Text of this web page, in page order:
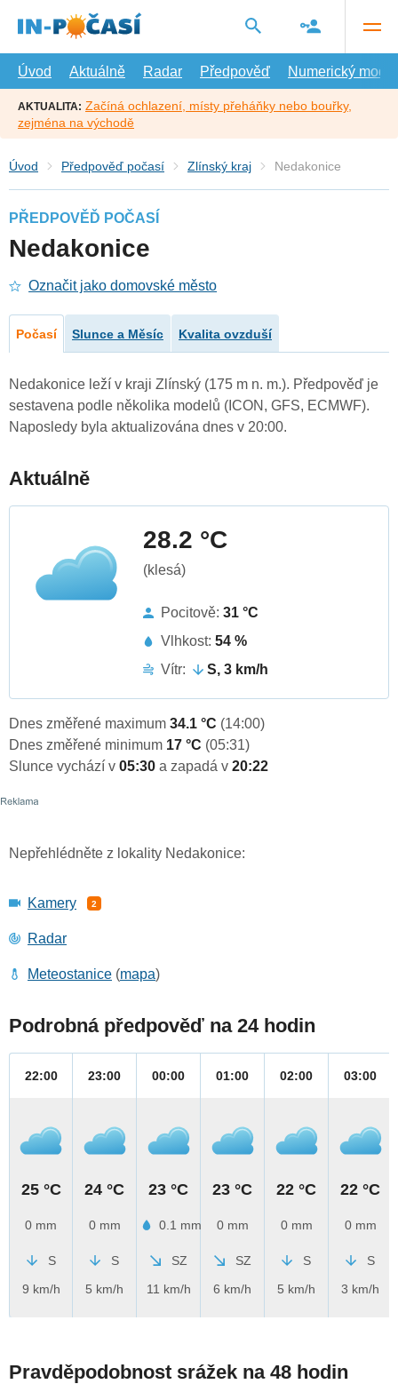
hlavní
Úvod
Aktuálně Radar Předpověď Numerický model
AKTUALITA: Začíná ochlazení, místy přeháňky nebo bouřky,
zejména na východě
Úvod Předpověď počasí Zlínský kraj Nedakonice
PŘEDPOVĚĎ POČASÍ
Nedakonice
Označit jako domovské město
Počasí Slunce a Měsíc Kvalita ovzduší
Nedakonice leží v kraji Zlínský (175 m n. m.). Předpověď je
sestavena podle několika modelů (ICON, GFS, ECMWF).
Naposledy byla aktualizována dnes v 20:00.
Aktuálně
28.2 °C
(klesá)
Pocitově: 31 °C
Vlhkost: 54 %
Vítr:
S, 3 km/h
Dnes změřené maximum 34.1 °C (14:00)
Dnes změřené minimum 17 °C (05:31)
Slunce vychází v 05:30 a zapadá v 20:22
Nepřehlédněte z lokality Nedakonice:
Kamery 2
Radar
Meteostanice (mapa)
Podrobná předpověď na 24 hodin
22:00
25 °C
0 mm
S
9 km/h
23:00
24 °C
0 mm
S
5 km/h
00:00
23 °C
0.1 mm
SZ
11 km/h
01:00
23 °C
0 mm
SZ
6 km/h
02:00
22 °C
0 mm
S
5 km/h
03:00
22 °C
0 mm
S
3 km/h
Pravděpodobnost srážek na 48 hodin